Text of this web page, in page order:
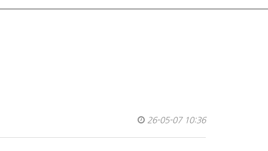
26-05-07 10:36